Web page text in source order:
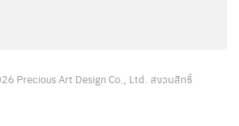
Precious Art Design Co., Ltd. สงวนสิทธิ์